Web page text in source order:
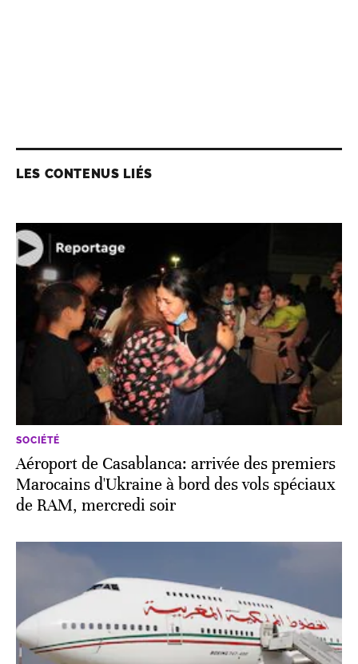
LES CONTENUS LIÉS
SOCIÉTÉ
Aéroport de Casablanca: arrivée des premiers
Marocains d'Ukraine à bord des vols spéciaux
de RAM, mercredi soir